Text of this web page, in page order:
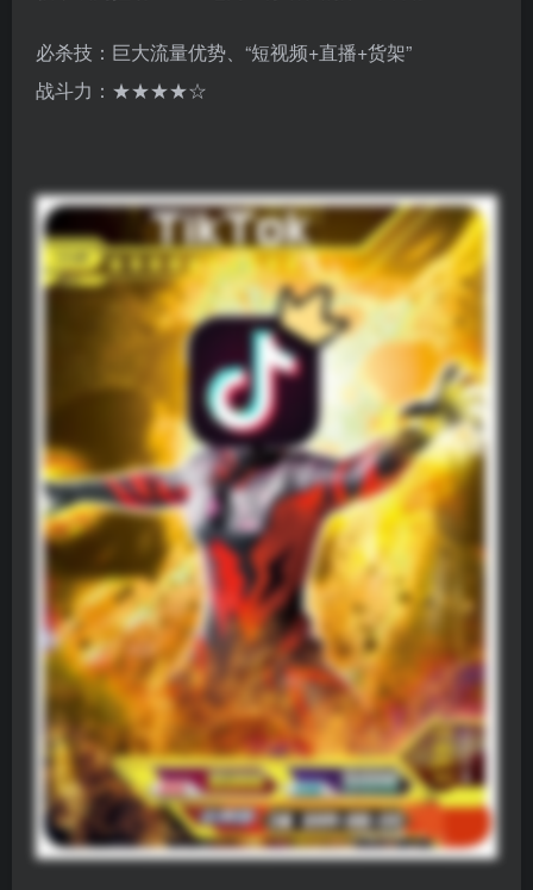
必杀技：巨大流量优势、“短视频+直播+货架”
战斗力：★★★★☆